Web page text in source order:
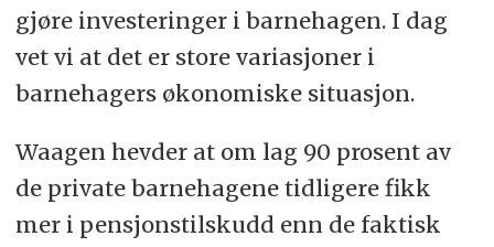
gjøre investeringer i barnehagen. I dag
vet vi at det er store variasjoner i
barnehagers økonomiske situasjon.
Waagen hevder at om lag 90 prosent av
de private barnehagene tidligere fikk
mer i pensjonstilskudd enn de faktisk